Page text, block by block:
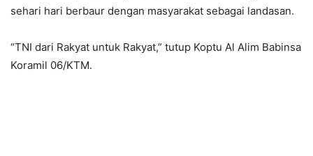
sehari hari berbaur dengan masyarakat sebagai landasan.
“TNI dari Rakyat untuk Rakyat,” tutup Koptu Al Alim Babinsa
Koramil 06/KTM.